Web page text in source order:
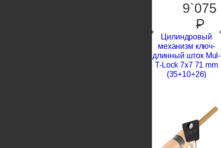
9`075
P
Цилиндровый
механизм ключ-
длинный шток Mul-
T-Lock 7x7 71 mm
(35+10+26)